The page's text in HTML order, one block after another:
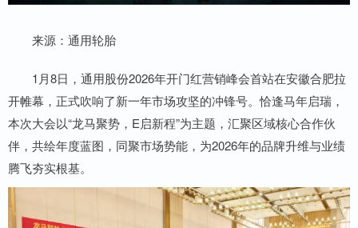
来源：通用轮胎
1月8日，通用股份2026年开门红营销峰会首站在安徽合肥拉
开帷幕，正式吹响了新一年市场攻坚的冲锋号。恰逢马年启瑞，
本次大会以“龙马聚势，E启新程”为主题，汇聚区域核心合作伙
伴，共绘年度蓝图，同聚市场势能，为2026年的品牌升维与业绩
腾飞夯实根基。